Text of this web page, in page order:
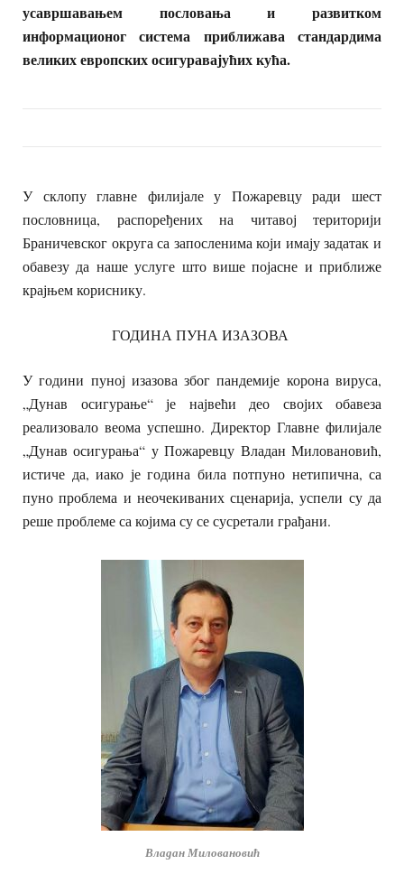
усавршавањем пословања и развитком
информационог система приближава стандардима
великих европских осигуравајућих кућа.
У склопу главне филијале у Пожаревцу ради шест
пословница, распоређених на читавој територији
Браничевског округа са запосленима који имају задатак и
обавезу да наше услуге што више појасне и приближе
крајњем кориснику.
ГОДИНА ПУНА ИЗАЗОВА
У години пуној изазова због пандемије корона вируса,
„Дунав осигурање“ је највећи део својих обавеза
реализовало веома успешно. Директор Главне филијале
„Дунав осигурања“ у Пожаревцу Владан Миловановић,
истиче да, иако је година била потпуно нетипична, са
пуно проблема и неочекиваних сценарија, успели су да
реше проблеме са којима су се сусретали грађани.
Владан Миловановић